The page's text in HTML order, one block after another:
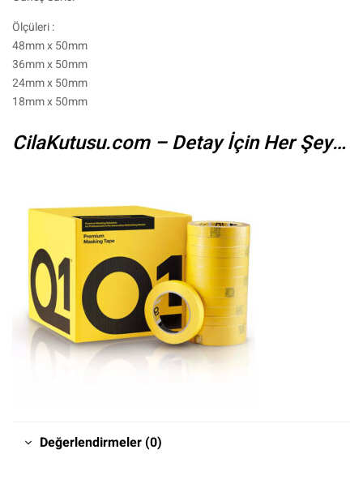
Ölçüleri :
48mm x 50mm
36mm x 50mm
24mm x 50mm
18mm x 50mm
CilaKutusu.com – Detay İçin Her Şey…
Değerlendirmeler (0)